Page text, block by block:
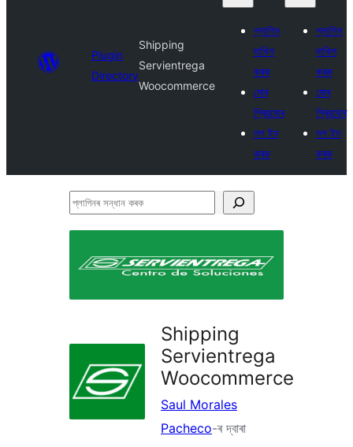
Plugin
Directory
Shipping
Servientrega
Woocommerce
প্লাগিন
দাখিল
কৰক
মোৰ
প্ৰিয়বোৰ
লগ ইন
কৰক
প্লাগিন
দাখিল
কৰক
মোৰ
প্ৰিয়বোৰ
লগ ইন
কৰক
প্লাগিনৰ
Shipping
Servientrega
Woocommerce
Saul Morales
Pacheco-ৰ দ্বাৰা